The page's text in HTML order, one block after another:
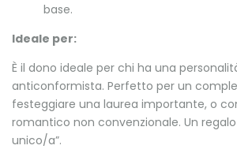
base.
Ideale per:
È il dono ideale per chi ha una
anticonformista. Perfetto per un
festeggiare una laurea importante, o
romantico non convenzionale. Un regalo
unico/a”.